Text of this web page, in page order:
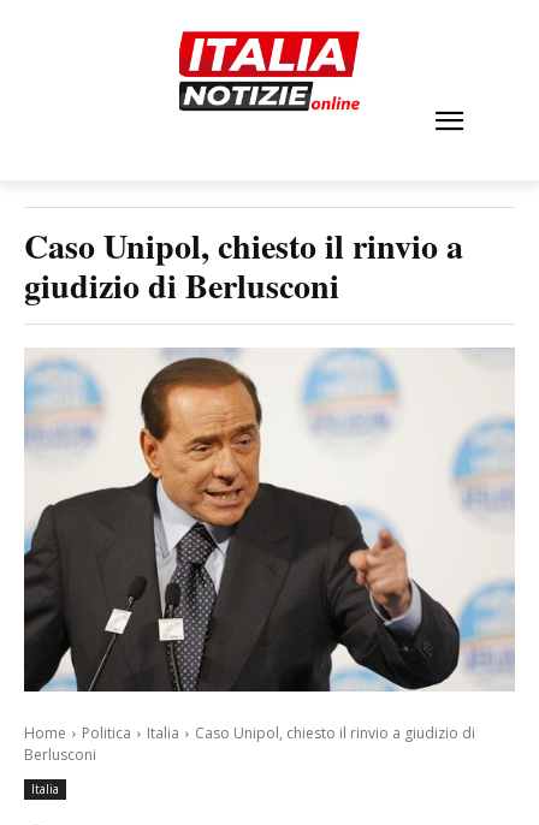
Caso Unipol, chiesto il rinvio a
giudizio di Berlusconi
Home Politica Italia
Caso Unipol, chiesto il rinvio a giudizio di
Berlusconi
Italia